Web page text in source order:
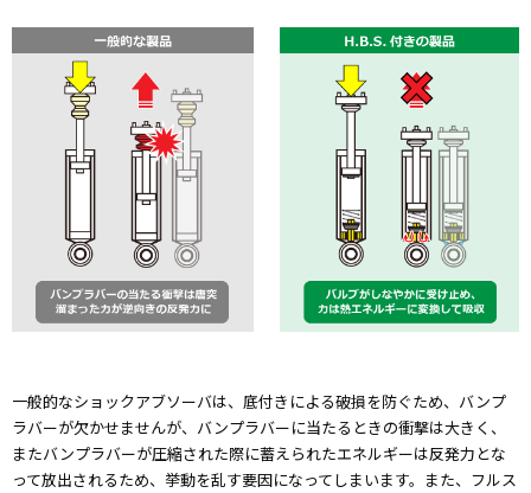
一般的なショックアブソーバは、底付きによる破損を防ぐため、バンプ
ラバーが欠かせませんが、バンプラバーに当たるときの衝撃は大きく、
またバンプラバーが圧縮された際に蓄えられたエネルギーは反発力とな
って放出されるため、挙動を乱す要因になってしまいます。また、フルス